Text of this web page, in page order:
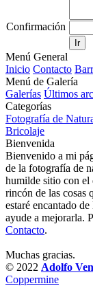
Confirmación
Ir
Menú General
Inicio Contacto
Menú de Galería
Galerías Últimos
Categorías
Fotografía de
Bricolaje
Bienvenida
Bienvenido a mi
de la fotografía de
humilde sitio con el
rincón de las cosas
estaré encantado
ayude a mejorarla.
Contacto.
Muchas gracias.
© 2022 Adolfo
Coppermine